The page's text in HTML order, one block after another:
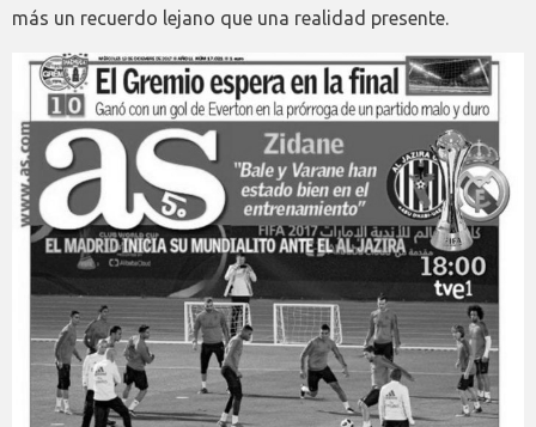
más un recuerdo lejano que una realidad presente.